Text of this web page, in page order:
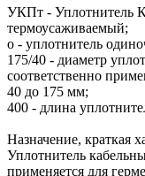
УКПт - Уплотнитель
термоусаживаемый;
о - уплотнитель
175/40 - диаметр
соответственно
40 до 175 мм;
400 - длина
Назначение, краткая
Уплотнитель
применяется для